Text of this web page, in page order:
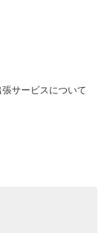
サービスについて